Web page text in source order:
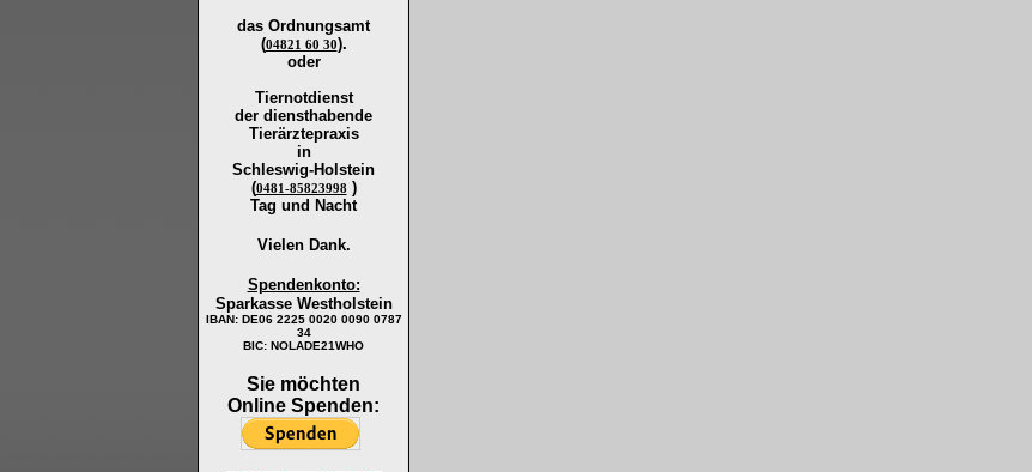
das Ordnungsamt
(04821 60 30).
oder
Tiernotdienst
der diensthabende
Tierärztepraxis
in
Schleswig-Holstein
(0481-85823998 )
Tag und Nacht
Vielen Dank.
Spendenkonto:
Sparkasse Westholstein
IBAN: DE06 2225 0020 0090 0787
34
BIC: NOLADE21WHO
Sie möchten
Online Spenden: